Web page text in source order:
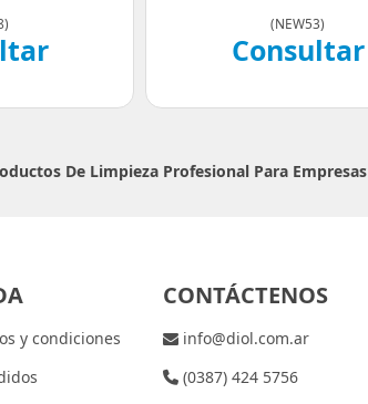
) (NEW53)
Consultar
De Limpieza Profesional Para Empresas
y condiciones
CONTÁCTENOS
info@diol.com.ar
(0387) 424 5756